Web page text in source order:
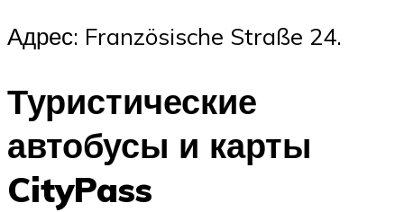
Адрес: Französische Straße 24.
Туристические
автобусы и карты
CityPass